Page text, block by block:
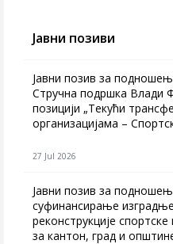
Јавни позиви
Јавни позив за
Стручна подршка Влади
позицији „Текући
организацијама –
27 Jul 2026
Jавни позив за
суфинансирање
реконструкције
за кантон, град и